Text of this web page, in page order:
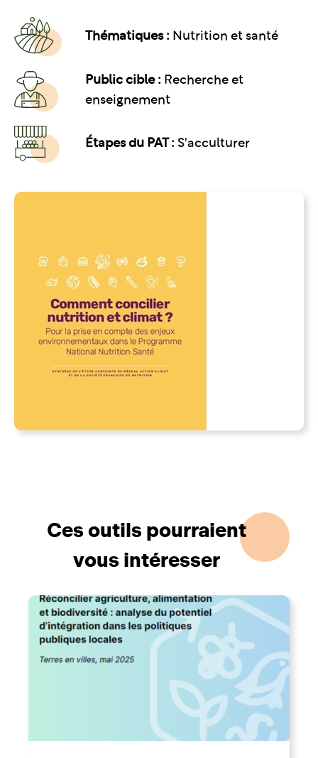
Thématiques : Nutrition et santé
Public cible : Recherche et
enseignement
Étapes du PAT : S'acculturer
Ces outils pourraient
vous intéresser